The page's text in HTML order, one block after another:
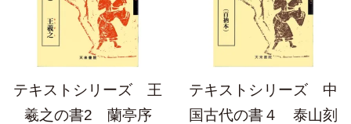
テキストシリーズ 王
羲之の書2 蘭亭序
テキストシリーズ 中
国古代の書４ 泰山刻